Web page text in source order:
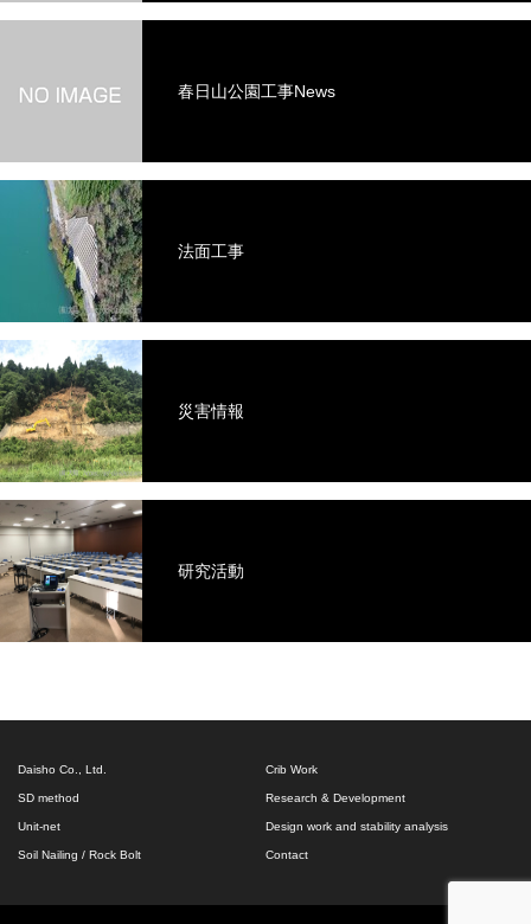
春日山公園工事News
法面工事
災害情報
研究活動
Daisho Co., Ltd.
SD method
Unit-net
Soil Nailing / Rock Bolt
Crib Work
Research & Development
Design work and stability analysis
Contact